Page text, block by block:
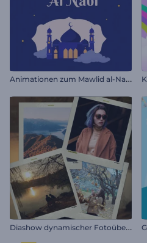
A
nimationen zum Mawlid al-Nabi
D
iashow dynamischer Fotoübergänge